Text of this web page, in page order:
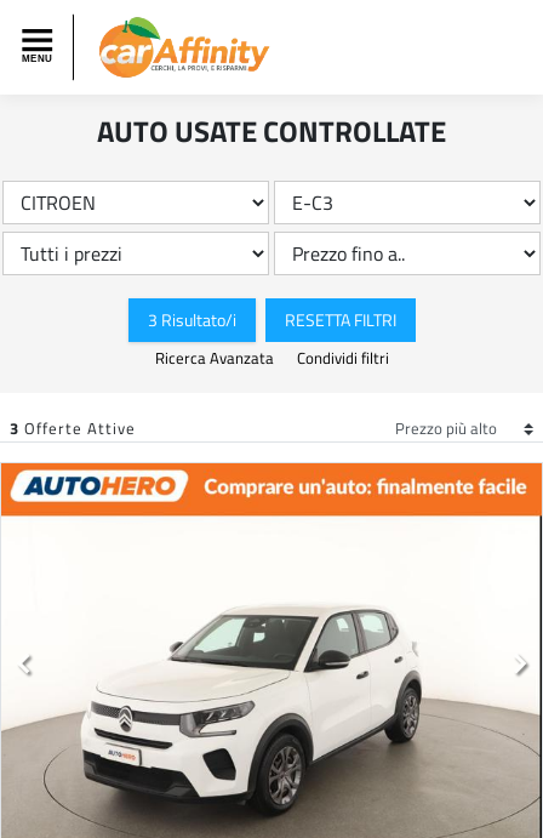
AUTO USATE CONTROLLATE
3 Risultato/i RESETTA FILTRI
Ricerca Avanzata Condividi filtri
3 Offerte Attive